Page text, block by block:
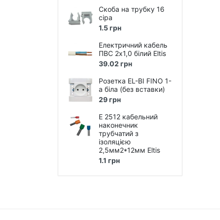
Лампи розжарювання
Лампи люмінісцентні
Лампи енергоощадні Е27, Е14,
E40
LED Лампи (світлодіодні)
Лампи промислові, для
вуличних світильників
LED стрічки та модулі, блоки
живлення, світлові шнури,
Скоба на трубку 16
сіра
1.5 грн
Електричний кабель
ПВС 2х1,0 білий Eltis
39.02 грн
Розетка EL-BI FINO 1-
а біла (без вставки)
29 грн
E 2512 кабельний
наконечник
трубчатий з
ізоляцією
2,5мм2*12мм Eltis
1.1 грн